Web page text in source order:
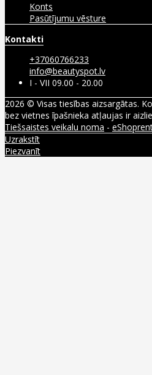
Konts
Pasūtījumu vēsture
Kontakti
+37060766233
info@beautyspot.lv
I - VII 09.00 - 20.00
2026 © Visas tiesības aizsargātas.
bez vietnes īpašnieka atļaujas ir
Tiešsaistes veikalu noma -
Uzrakstīt
Piezvanīt